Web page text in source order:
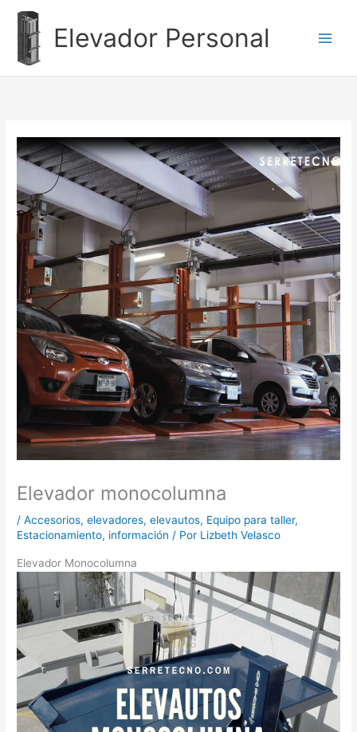
contenido
Elevador Personal
Elevador monocolumna
/Accesorios,elevadores,elevautos, Equipo para taller,
Estacionamiento, información / Por Lizbeth Velasco
Elevador Monocolumna